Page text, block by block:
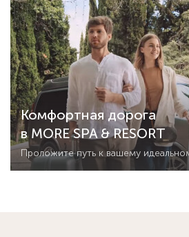
Комфортная дорога
в MORE SPA & RESORT
Проложите путь к вашему